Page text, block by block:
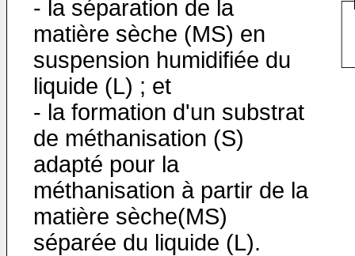
- la séparation de la
matière sèche (MS) en
suspension humidifiée du
liquide (L) ; et
- la formation d'un substrat
de méthanisation (S)
adapté pour la
méthanisation à partir de la
matière sèche(MS)
séparée du liquide (L).